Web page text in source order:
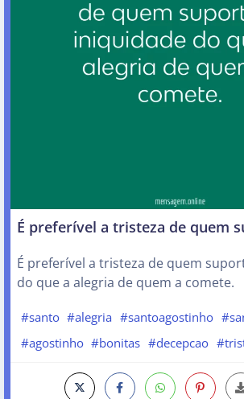
É preferível a tristeza de quem
É preferível a tristeza de quem
do que a alegria de quem a comete.
#santo #alegria #santoagostinho
#agostinho #bonitas #decepcao